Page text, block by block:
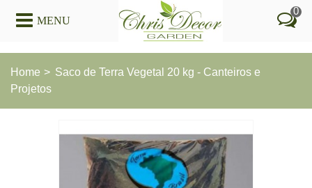
MENU
0
Home > Saco de Terra Vegetal 20 kg - Canteiros e
Projetos